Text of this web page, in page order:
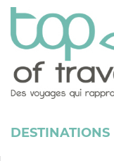
DESTINATIONS